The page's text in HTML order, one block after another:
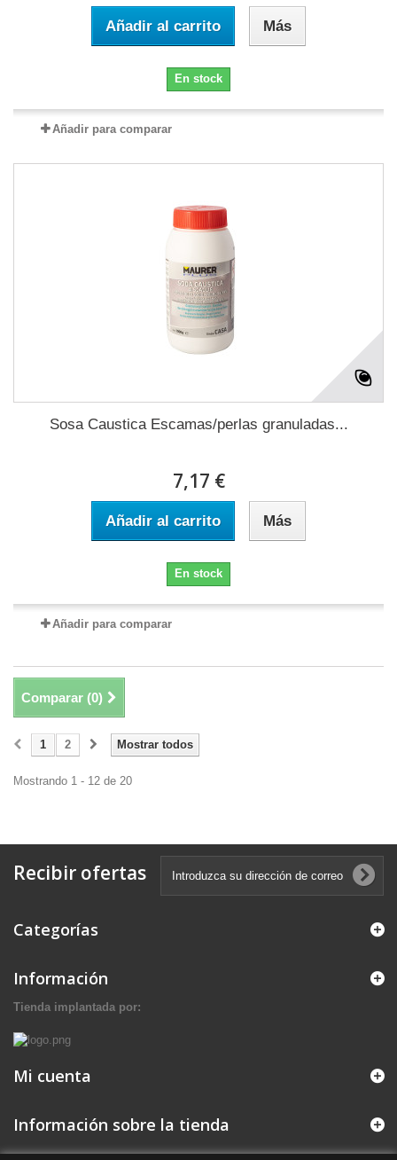
Añadir al carrito Más
En stock
Añadir para comparar
Sosa Caustica Escamas/perlas granuladas...
7,17 €
Añadir al carrito Más
En stock
Añadir para comparar
Comparar (0)
Mostrar todos
1 2
Mostrando 1 - 12 de 20
Recibir ofertas
Categorías
Información
Tienda implantada por:
Mi cuenta
Información sobre la tienda